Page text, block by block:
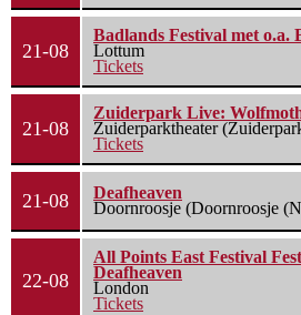
21-08
Badlands Festival met o.a.
Lottum
Tickets
21-08
Zuiderpark Live:
Zuiderparktheater
Tickets
21-08
Deafheaven
Doornroosje (Doornroosje
22-08
All Points East Festival
Deafheaven
London
Tickets